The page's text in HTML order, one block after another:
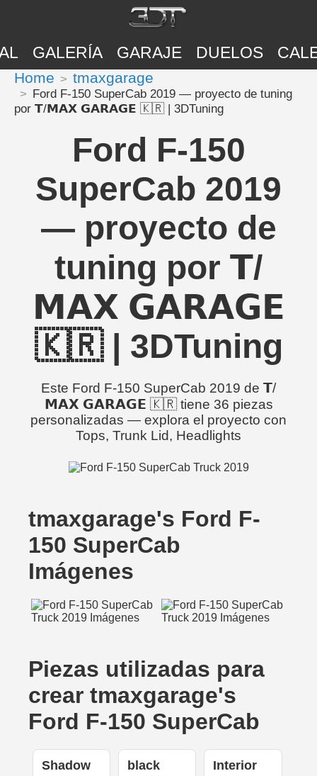
GALERÍA GARAJE DUELOS
Home tmaxgarage
Ford F-150 SuperCab 2019 — proyecto de tuning
por 𝗧/𝗠𝗔𝗫 𝗚𝗔𝗥𝗔𝗚𝗘 🇰🇷 | 3DTuning
Ford F-150
SuperCab 2019
— proyecto de
tuning por 𝗧/
𝗠𝗔𝗫 𝗚𝗔𝗥𝗔𝗚𝗘
🇰🇷 | 3DTuning
Este Ford F-150 SuperCab 2019 de 𝗧/
𝗠𝗔𝗫 𝗚𝗔𝗥𝗔𝗚𝗘 🇰🇷 tiene 36 piezas
personalizadas — explora el proyecto con
Tops, Trunk Lid, Headlights
tmaxgarage's Ford F-
150 SuperCab
Imágenes
Piezas utilizadas para
crear tmaxgarage's
Ford F-150 SuperCab
Shadow black Interior